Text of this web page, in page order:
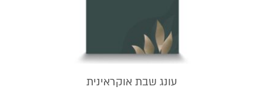
עונג שבת אוקראינית